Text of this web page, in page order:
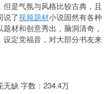
是气氛与风格比较古典，且
说了视频题材小说固然有各种
材和创意秀出，脑洞清奇，
定党福音，对大部分书友来
缺 字数：234.4万